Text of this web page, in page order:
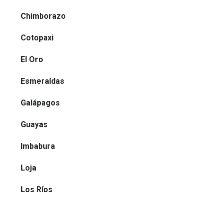
Chimborazo
Cotopaxi
El Oro
Esmeraldas
Galápagos
Guayas
Imbabura
Loja
Los Ríos